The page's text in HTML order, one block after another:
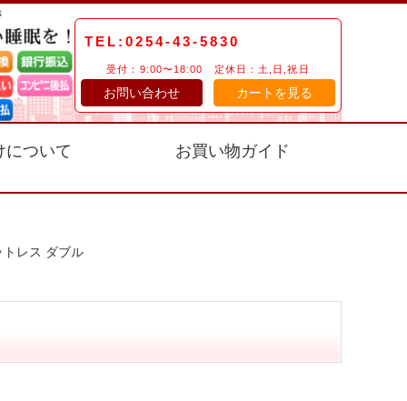
TEL:0254-43-5830
受付：9:00〜18:00 定休日：土,日,祝日
お問い合わせ カートを見る
について お買い物ガイド
レス ダブル